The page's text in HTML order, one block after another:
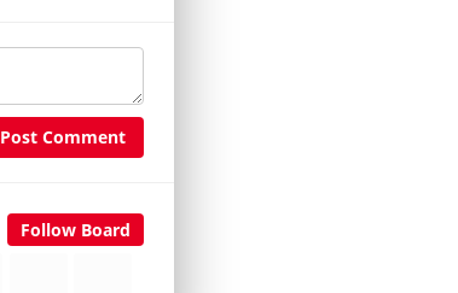
Post Comment
Follow Board